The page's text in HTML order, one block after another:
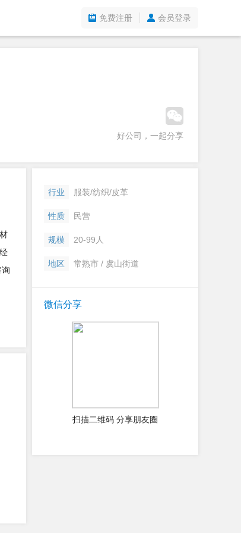
免费注册 会员登录
好公司，一起分享
行业 服装/纺织/皮革
性质 民营
规模 20-99人
地区 常熟市 / 虞山街道
微信分享
扫描二维码 分享朋友圈